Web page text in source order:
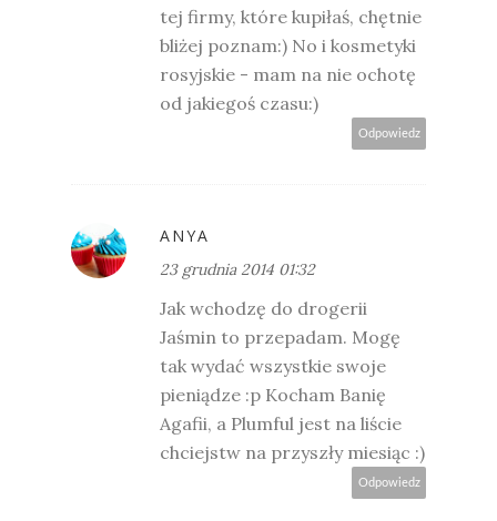
tej firmy, które kupiłaś, chętnie
bliżej poznam:) No i kosmetyki
rosyjskie - mam na nie ochotę
od jakiegoś czasu:)
Odpowiedz
ANYA
23 grudnia 2014 01:32
Jak wchodzę do drogerii
Jaśmin to przepadam. Mogę
tak wydać wszystkie swoje
pieniądze :p Kocham Banię
Agafii, a Plumful jest na liście
chciejstw na przyszły miesiąc :)
Odpowiedz